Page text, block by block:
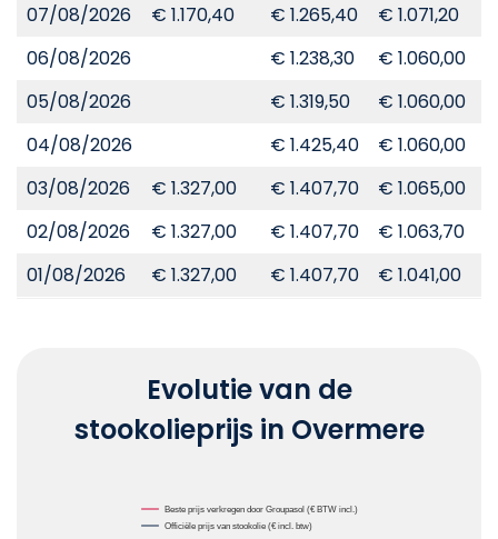
07/08/2026
€ 1.170,40 € 1.265,40 € 1.071,20
06/08/2026
€ 1.238,30 € 1.060,00
05/08/2026
€ 1.319,50 € 1.060,00
04/08/2026
€ 1.425,40 € 1.060,00
03/08/2026
€ 1.327,00 € 1.407,70 € 1.065,00
02/08/2026
€ 1.327,00 € 1.407,70 € 1.063,70
01/08/2026
€ 1.327,00 € 1.407,70 € 1.041,00
Evolutie van de
stookolieprijs in Overmere
Beste prijs verkregen door Groupasol (€ BTW incl.)
Officiële prijs van stookolie (€ incl. btw)